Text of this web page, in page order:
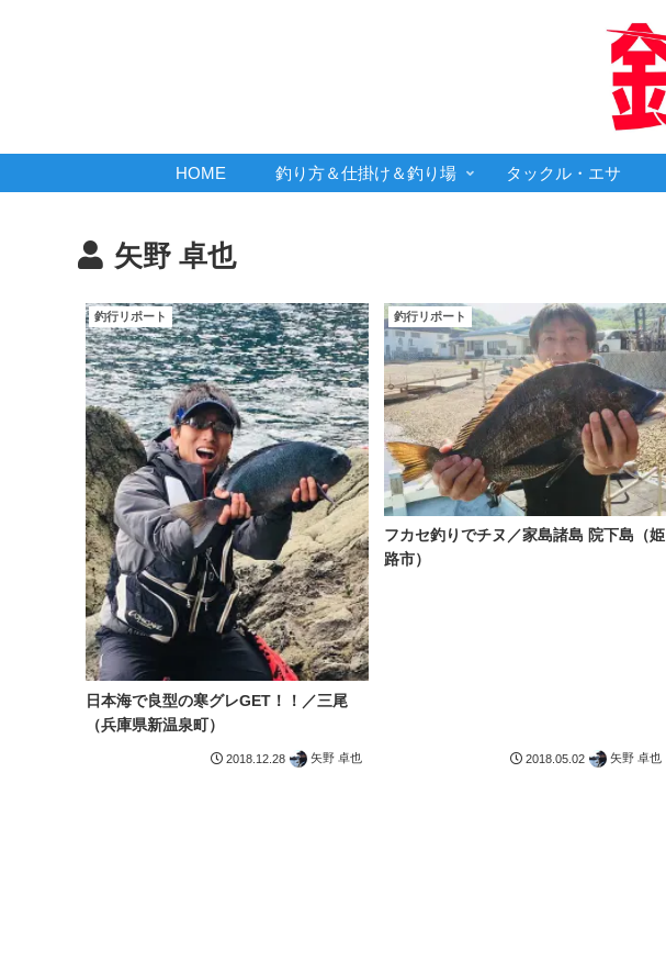
HOME 釣り方＆仕掛け＆釣り場 タックル・エサ
矢野 卓也
釣行リポート
日本海で良型の寒グレGET！！／三尾
（兵庫県新温泉町）
2018.12.28 矢野 卓也
釣行リポート
フカセ釣りでチヌ／家島諸島 院下島（姫
路市）
2018.05.02 矢野 卓也